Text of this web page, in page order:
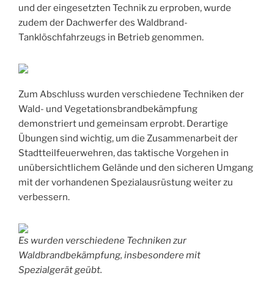
und der eingesetzten Technik zu erproben, wurde
zudem der Dachwerfer des Waldbrand-
Tanklöschfahrzeugs in Betrieb genommen.
Zum Abschluss wurden verschiedene Techniken der
Wald- und Vegetationsbrandbekämpfung
demonstriert und gemeinsam erprobt. Derartige
Übungen sind wichtig, um die Zusammenarbeit der
Stadtteilfeuerwehren, das taktische Vorgehen in
unübersichtlichem Gelände und den sicheren Umgang
mit der vorhandenen Spezialausrüstung weiter zu
verbessern.
Es wurden verschiedene Techniken zur
Waldbrandbekämpfung, insbesondere mit
Spezialgerät geübt.